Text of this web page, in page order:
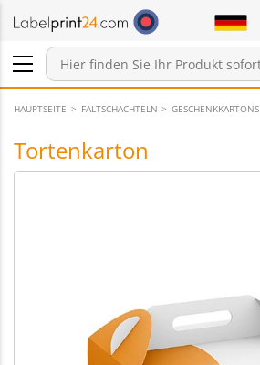
Anmelden / Registrieren
Warenkorb
Mitteilungen
HAUPTSEITE FALTSCHACHTELN GESCHENKKARTONS
Tortenkarton